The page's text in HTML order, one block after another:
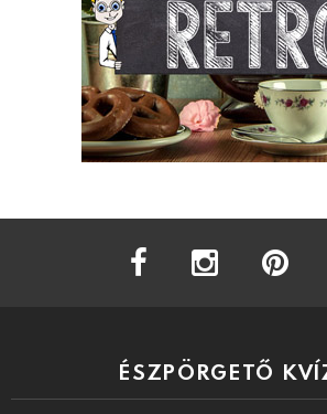
facebook instagram
ÉSZPÖRGETŐ